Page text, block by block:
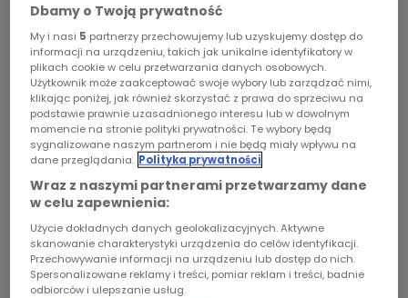
PR24
Poland
Kierowcy
Dzieci
Chopin
Podcasty
„Brylantowo” - Patrycja
Gruszyńska-Ruman
POLSKIE RADIO
Poniedziałek, 3 grudnia 2012 roku, godz.21.14,
Program 1. W Polsce wciąż są rzadkością, na
zachodzie nikogo już nie dziwią. Psy –
przewodnicy, na co dzień zastępują białą laskę
osobom niewidomym.
Dbamy o Twoją prywatność
My i nasi 5 partnerzy przechowujemy lub uzyskujemy dostęp do
informacji na urządzeniu, takich jak unikalne identyfikatory w
plikach cookie w celu przetwarzania danych osobowych.
Użytkownik może zaakceptować swoje wybory lub zarządzać nimi,
klikając poniżej, jak również skorzystać z prawa do sprzeciwu na
podstawie prawnie uzasadnionego interesu lub w dowolnym
momencie na stronie polityki prywatności. Te wybory będą
sygnalizowane naszym partnerom i nie będą miały wpływu na
dane przeglądania. Polityka prywatności
Wraz z naszymi partnerami przetwarzamy dane
w celu zapewnienia:
Użycie dokładnych danych geolokalizacyjnych. Aktywne
skanowanie charakterystyki urządzenia do celów identyfikacji.
Przechowywanie informacji na urządzeniu lub dostęp do nich.
Spersonalizowane reklamy i treści, pomiar reklam i treści, badnie
odbiorców i ulepszanie usług.